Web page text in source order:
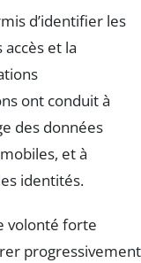
d’identifier les
et la
ont conduit à
des données
et à
identités.
volonté forte
progressivement